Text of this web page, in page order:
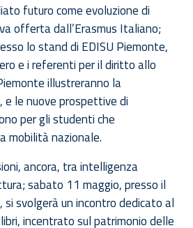
futuro come evoluzione di
offerta dall’Erasmus Italiano;
lo stand di EDISU Piemonte,
e i referenti per il diritto allo
illustreranno la
e le nuove prospettive di
per gli studenti che
mobilità nazionale.
ancora, tra intelligenza
sabato 11 maggio, presso il
svolgerà un incontro dedicato al
incentrato sul patrimonio delle